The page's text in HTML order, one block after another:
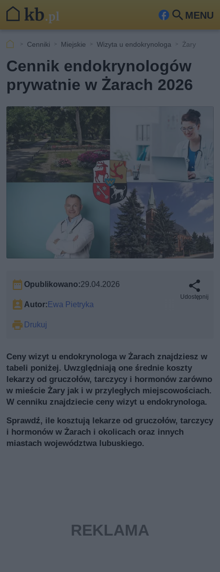
MENU
Fa
ook
Szu
Cenniki Miejskie Wizyta u endokrynologa Żary
Cennik endokrynologów
prywatnie w Żarach 2026
Opublikowano:29.04.2026
Autor: Ewa Pietryka
Drukuj
Udostępnij
Ceny wizyt u endokrynologa w Żarach znajdziesz w
tabeli poniżej. Uwzględniają one średnie koszty
lekarzy od gruczołów, tarczycy i hormonów zarówno
w mieście Żary jak i w przyległych miejscowościach.
W cenniku znajdziecie ceny wizyt u endokrynologa.
Sprawdź, ile kosztują lekarze od gruczołów, tarczycy
i hormonów w Żarach i okolicach oraz innych
miastach województwa lubuskiego.